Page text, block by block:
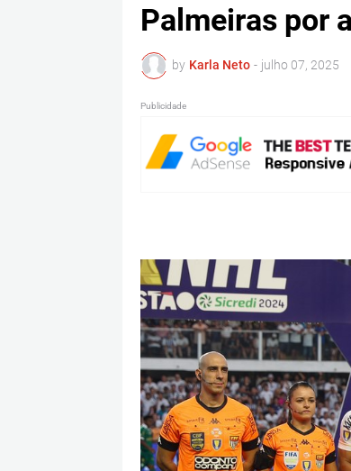
Palmeiras por
by Karla Neto - julho 07, 2025
Publicidade